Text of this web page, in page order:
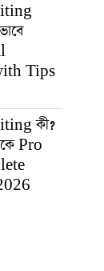
Tips
কী?
Pro